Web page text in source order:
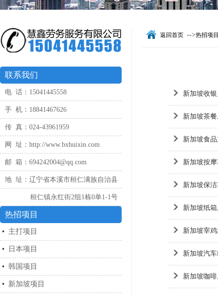
联系我们
电 话：15041445558
手 机：18841467626
传 真：024-43961959
网 址：http://www.bxhuixin.com
邮 箱：694242004@qq.com
地 址：辽宁省本溪市桓仁满族自治县
桓仁镇永红街2组1栋0单1-1号
热招项目
• 主打项目
• 日本项目
• 韩国项目
• 新加坡项目
返回首页 -->热招项
新加坡收
新加坡茶
新加坡食
新加坡按
新加坡保
新加坡纸
新加坡宰
新加坡汽
新加坡咖